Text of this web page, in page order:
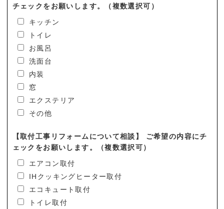
チェックをお願いします。（複数選択可）
キッチン
トイレ
お風呂
洗面台
内装
窓
エクステリア
その他
【取付工事リフォームについて相談】 ご希望の内容にチ
ェックをお願いします。（複数選択可）
エアコン取付
IHクッキングヒーター取付
エコキュート取付
トイレ取付